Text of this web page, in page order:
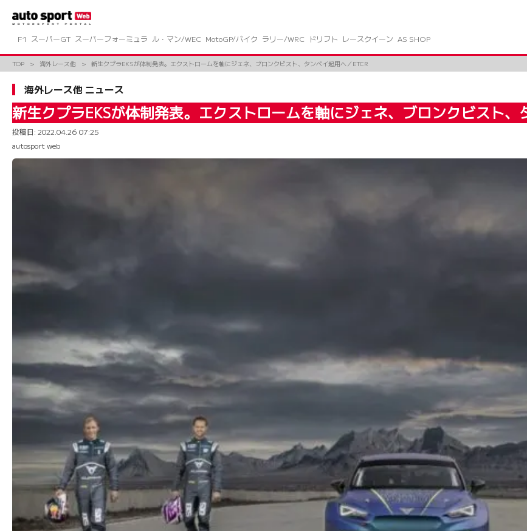
ツ
ス
F1
スーパーGT スーパーフォーミュラ ル・マン/WEC MotoGP/バイク ラリー/WRC ドリフト レースクイーン AS SHOP
TOP 海外レース他 新生クプラEKSが体制発表。エクストロームを軸にジェネ、ブロンクビスト、タンベイ起用へ／ETCR
海外レース他 ニュース
新生クプラEKSが体制発表。エクストロームを軸にジェネ、ブロンクビスト、
投稿日: 2022.04.26 07:25
autosport web